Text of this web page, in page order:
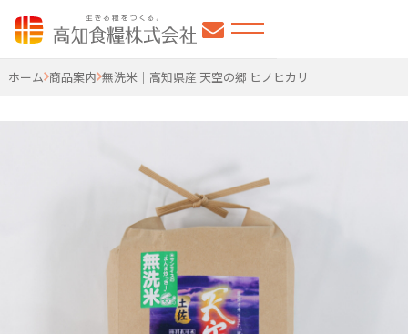
高知食糧株式会社
ホーム 商品案内 無洗米｜高知県産 天空の郷 ヒノヒカリ